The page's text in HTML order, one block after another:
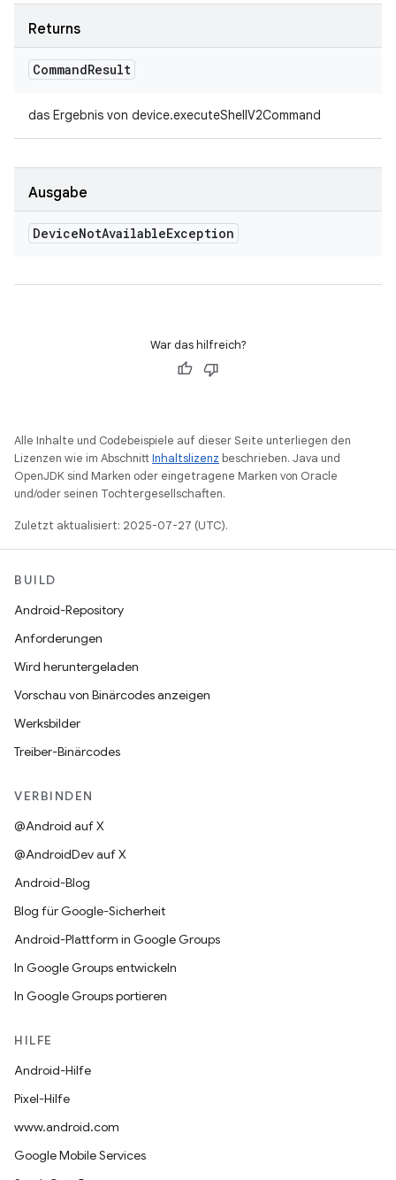
Returns
CommandResult
das Ergebnis von device.executeShellV2Command
Ausgabe
DeviceNotAvailableException
War das hilfreich?
Alle Inhalte und Codebeispiele auf dieser Seite unterliegen den
Lizenzen wie im AbschnittInhaltslizenz beschrieben. Java und
OpenJDK sind Marken oder eingetragene Marken von Oracle
und/oder seinen Tochtergesellschaften.
Zuletzt aktualisiert: 2025-07-27 (UTC).
BUILD
Android-Repository
Anforderungen
Wird heruntergeladen
Vorschau von Binärcodes anzeigen
Werksbilder
Treiber-Binärcodes
VERBINDEN
@Android auf X
@AndroidDev auf X
Android-Blog
Blog für Google-Sicherheit
Android-Plattform in Google Groups
In Google Groups entwickeln
In Google Groups portieren
HILFE
Android-Hilfe
Pixel-Hilfe
www.android.com
Google Mobile Services